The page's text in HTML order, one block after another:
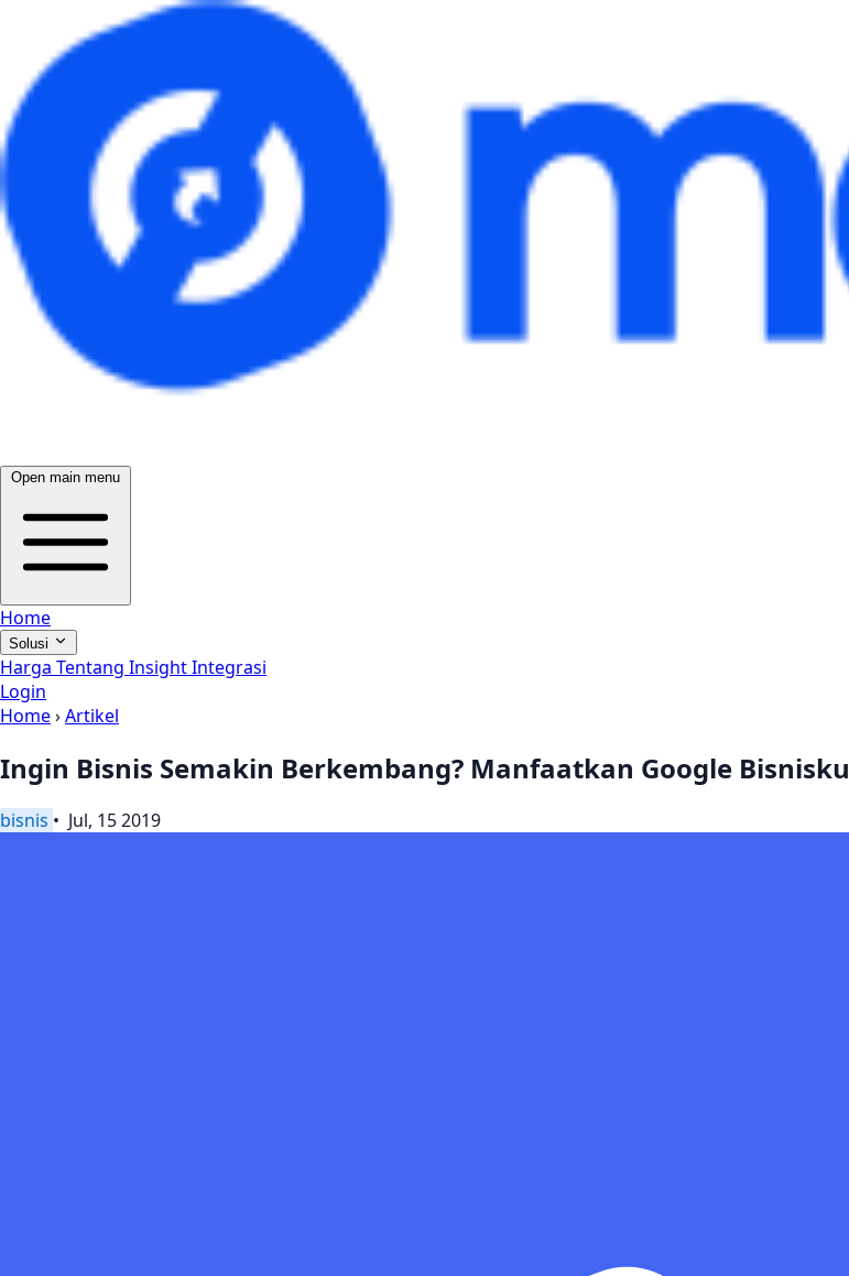
Open main menu
Home
Solusi
Harga Tentang InsightIntegrasi
Login
Home›Artikel
Ingin Bisnis Semakin Berkembang? Manfaatkan Google Bisnisku
bisnis • Jul, 15 2019